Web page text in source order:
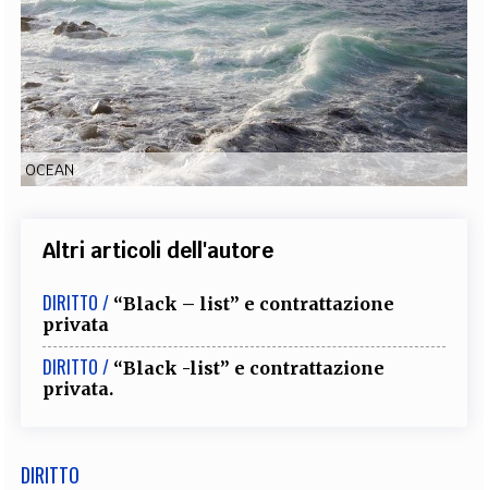
EXTRA
CODICI RUBRICHE LIBRI PROCEEDINGS PUBBLICITÀ CONTATTI
SOCIAL MEDIA
OCEAN
Altri articoli dell'autore
DIRITTO / “Black – list” e contrattazione
privata
DIRITTO / “Black -list” e contrattazione
privata.
DIRITTO